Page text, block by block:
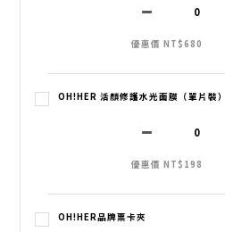
優惠價 NT$680
OH!HER 活顏修護水光面膜（單片裝）
優惠價 NT$198
OH!HER品牌票卡夾